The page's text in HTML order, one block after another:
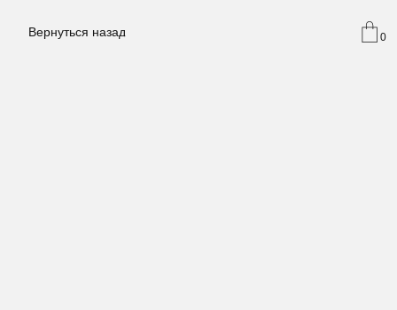
Вернуться назад 0